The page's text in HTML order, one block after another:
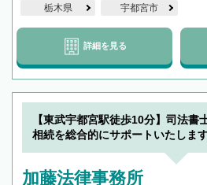
栃木県 宇都宮市
詳細を見る
【東武宇都宮駅徒歩10分】司法書
相続を総合的にサポートいたしま
加藤法律事務所